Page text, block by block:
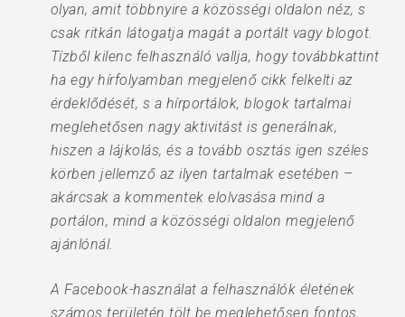
olyan, amit többnyire a közösségi oldalon néz, s
csak ritkán látogatja magát a portált vagy blogot.
Tízből kilenc felhasználó vallja, hogy továbbkattint
ha egy hírfolyamban megjelenő cikk felkelti az
érdeklődését, s a hírportálok, blogok tartalmai
meglehetősen nagy aktivitást is generálnak,
hiszen a lájkolás, és a tovább osztás igen széles
körben jellemző az ilyen tartalmak esetében –
akárcsak a kommentek elolvasása mind a
portálon, mind a közösségi oldalon megjelenő
ajánlónál.
A Facebook-használat a felhasználók életének
számos területén tölt be meglehetősen fontos